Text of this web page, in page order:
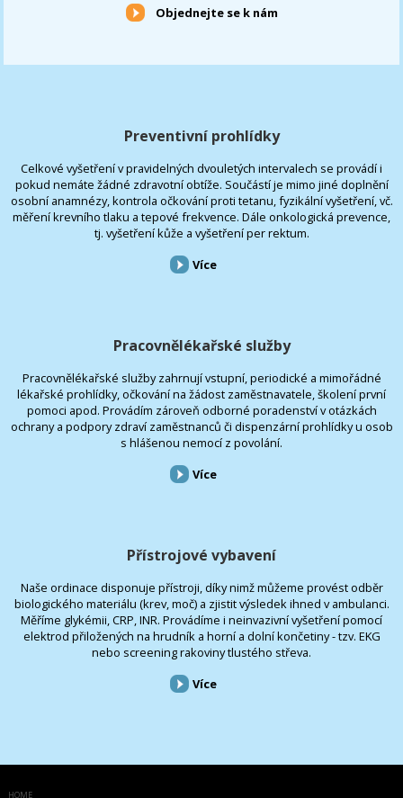
Objednejte se k nám
Preventivní prohlídky
Celkové vyšetření v pravidelných dvouletých intervalech se provádí i
pokud nemáte žádné zdravotní obtíže. Součástí je mimo jiné doplnění
osobní anamnézy, kontrola očkování proti tetanu, fyzikální vyšetření, vč.
měření krevního tlaku a tepové frekvence. Dále onkologická prevence,
tj. vyšetření kůže a vyšetření per rektum.
Více
Pracovnělékařské služby
Pracovnělékařské služby zahrnují vstupní, periodické a mimořádné
lékařské prohlídky, očkování na žádost zaměstnavatele, školení první
pomoci apod. Provádím zároveň odborné poradenství v otázkách
ochrany a podpory zdraví zaměstnanců či dispenzární prohlídky u osob
s hlášenou nemocí z povolání.
Více
Přístrojové vybavení
Naše ordinace disponuje přístroji, díky nimž můžeme provést odběr
biologického materiálu (krev, moč) a zjistit výsledek ihned v ambulanci.
Měříme glykémii, CRP, INR. Provádíme i neinvazivní vyšetření pomocí
elektrod přiložených na hrudník a horní a dolní končetiny - tzv. EKG
nebo screening rakoviny tlustého střeva.
Více
HOME